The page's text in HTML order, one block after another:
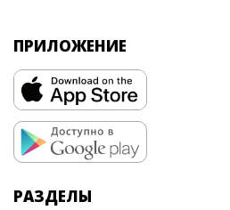
ПРИЛОЖЕНИЕ
РАЗДЕЛЫ